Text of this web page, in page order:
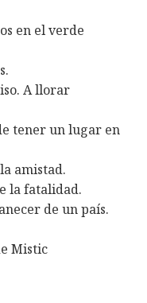
en el verde
A llorar
tener un lugar en
amistad.
la fatalidad.
de un país.
Mistic